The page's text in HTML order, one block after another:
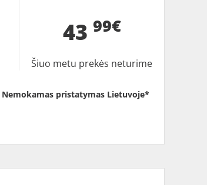
43 99€
Šiuo metu prekės neturime
Nemokamas pristatymas Lietuvoje*